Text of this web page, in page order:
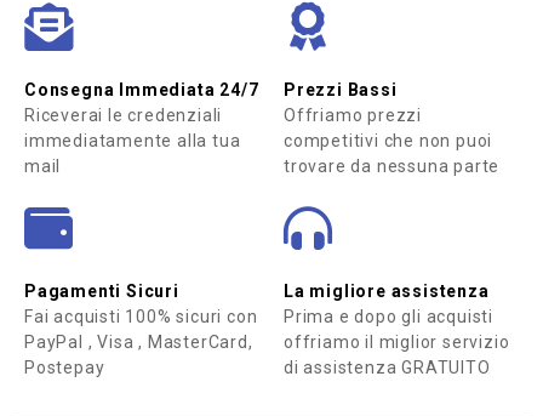
Consegna Immediata 24/7
Riceverai le credenziali
immediatamente alla tua
mail
Prezzi Bassi
Offriamo prezzi
competitivi che non puoi
trovare da nessuna parte
Pagamenti Sicuri
Fai acquisti 100% sicuri con
PayPal , Visa , MasterCard,
Postepay
La migliore assistenza
Prima e dopo gli acquisti
offriamo il miglior servizio
di assistenza GRATUITO